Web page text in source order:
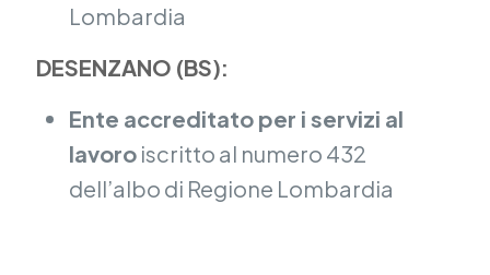
Lombardia
DESENZANO (BS):
Ente accreditato per i servizi al
lavoro iscritto al numero 432
dell’albo di Regione Lombardia